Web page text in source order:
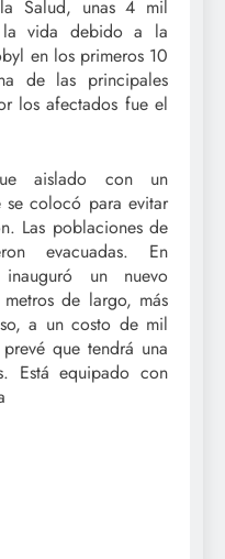
Salud, unas 4 mil
la vida debido a la
en los primeros 10
de las principales
los afectados fue el
aislado con un
colocó para evitar
Las poblaciones de
evacuadas. En
un nuevo
de largo, más
a un costo de mil
que tendrá una
Está equipado con